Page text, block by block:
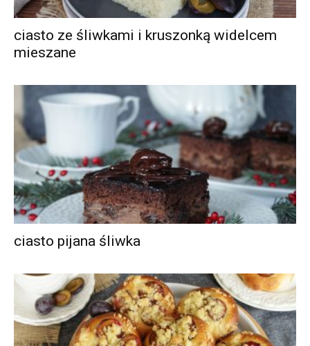
ciasto ze śliwkami i kruszonką widelcem
mieszane
ciasto pijana śliwka